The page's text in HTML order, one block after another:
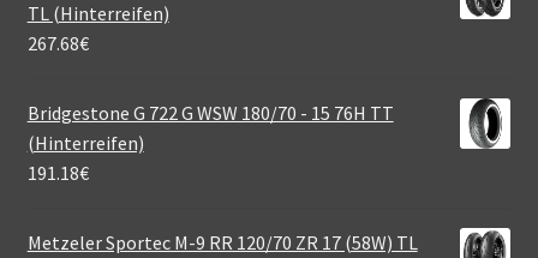
TL (Hinterreifen)
267.68€
Bridgestone G 722 G WSW 180/70 - 15 76H TT
(Hinterreifen)
191.18€
Metzeler Sportec M-9 RR 120/70 ZR 17 (58W) TL